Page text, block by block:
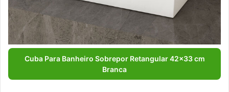
Cuba Para Banheiro Sobrepor Retangular 42×33 cm
Branca